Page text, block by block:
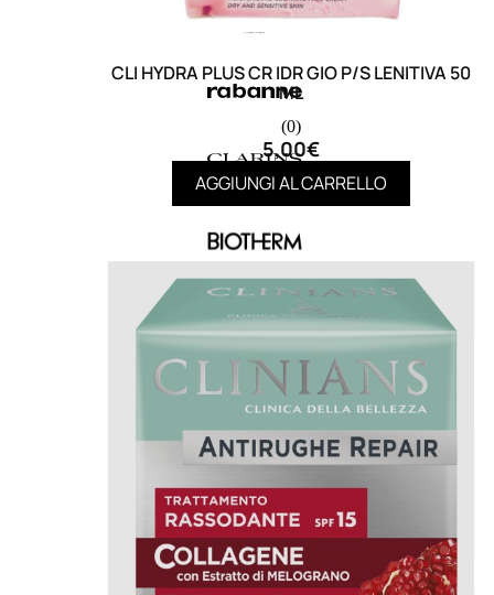
MAKE UP
Base/ Primer Occhi
Palette E Cofanetti Occhi
Palette E Cofanetti Viso
Fondotinta
Cipria
Fard/Blush
Terre Abbronzanti
Illuminante Viso
CLI HYDRA PLUS CR IDR GIO P/S LENITIVA 50
ML
(0)
5,00€
AGGIUNGI AL CARRELLO